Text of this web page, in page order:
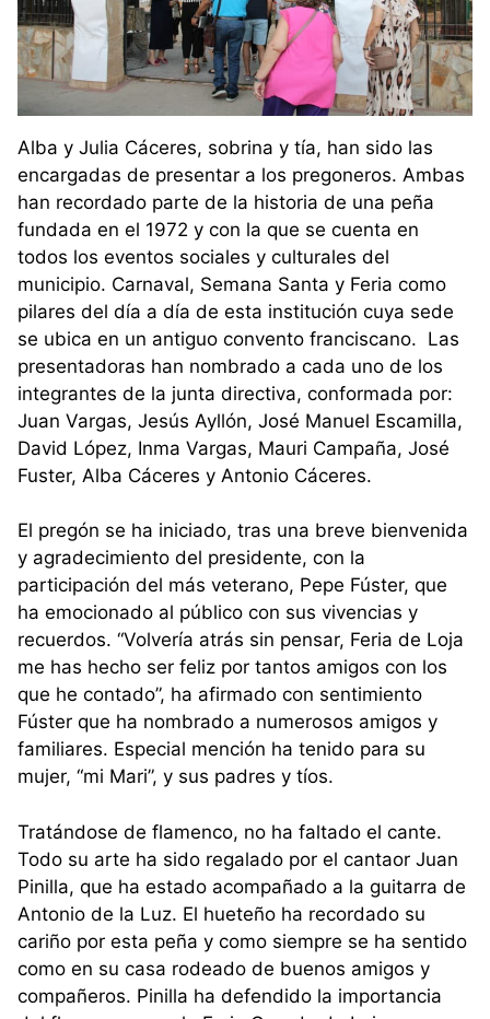
Alba y Julia Cáceres, sobrina y tía, han sido las
encargadas de presentar a los pregoneros. Ambas
han recordado parte de la historia de una peña
fundada en el 1972 y con la que se cuenta en
todos los eventos sociales y culturales del
municipio. Carnaval, Semana Santa y Feria como
pilares del día a día de esta institución cuya sede
se ubica en un antiguo convento franciscano. Las
presentadoras han nombrado a cada uno de los
integrantes de la junta directiva, conformada por:
Juan Vargas, Jesús Ayllón, José Manuel Escamilla,
David López, Inma Vargas, Mauri Campaña, José
Fuster, Alba Cáceres y Antonio Cáceres.
El pregón se ha iniciado, tras una breve bienvenida
y agradecimiento del presidente, con la
participación del más veterano, Pepe Fúster, que
ha emocionado al público con sus vivencias y
recuerdos. “Volvería atrás sin pensar, Feria de Loja
me has hecho ser feliz por tantos amigos con los
que he contado”, ha afirmado con sentimiento
Fúster que ha nombrado a numerosos amigos y
familiares. Especial mención ha tenido para su
mujer, “mi Mari”, y sus padres y tíos.
Tratándose de flamenco, no ha faltado el cante.
Todo su arte ha sido regalado por el cantaor Juan
Pinilla, que ha estado acompañado a la guitarra de
Antonio de la Luz. El hueteño ha recordado su
cariño por esta peña y como siempre se ha sentido
como en su casa rodeado de buenos amigos y
compañeros. Pinilla ha defendido la importancia